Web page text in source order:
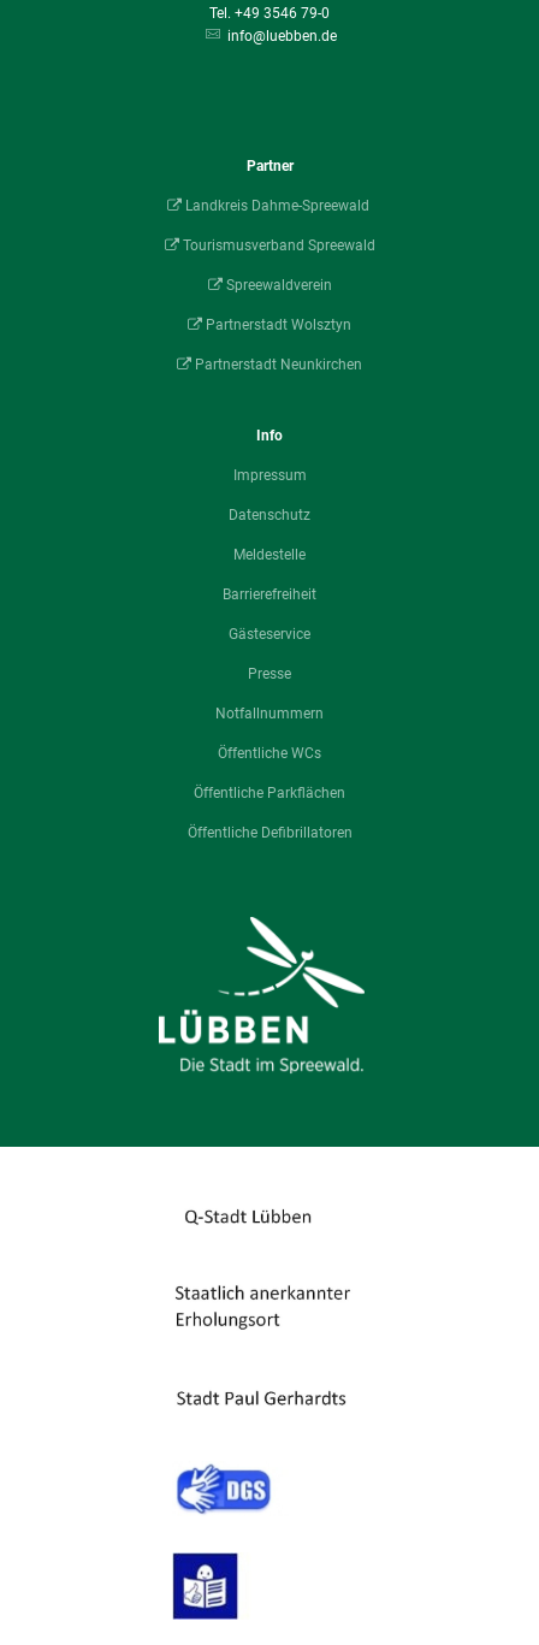
+49 3546 79-0
info@luebben.de
Partner
Landkreis Dahme-Spreewald
Tourismusverband Spreewald
Spreewaldverein
Partnerstadt Wolsztyn
Partnerstadt Neunkirchen
Info
Impressum
Datenschutz
Meldestelle
Barrierefreiheit
Gästeservice
Presse
Notfallnummern
Öffentliche WCs
Öffentliche Parkflächen
Öffentliche Defibrillatoren